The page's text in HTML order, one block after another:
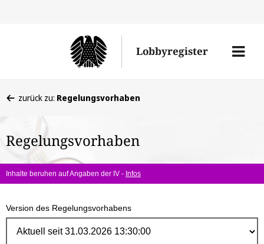
Lobbyregister
Menü
befinden
hier:
zurück zu: Regelungsvorhaben
Regelungsvorhaben
Inhalte beruhen auf Angaben der IV - Infos
Version des Regelungsvorhabens